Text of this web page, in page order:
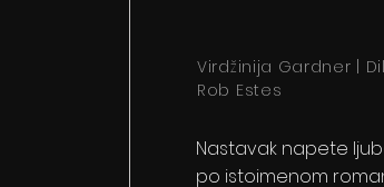
Virdžinija Gardner |
Rob Estes
Nastavak napete
po istoimenom